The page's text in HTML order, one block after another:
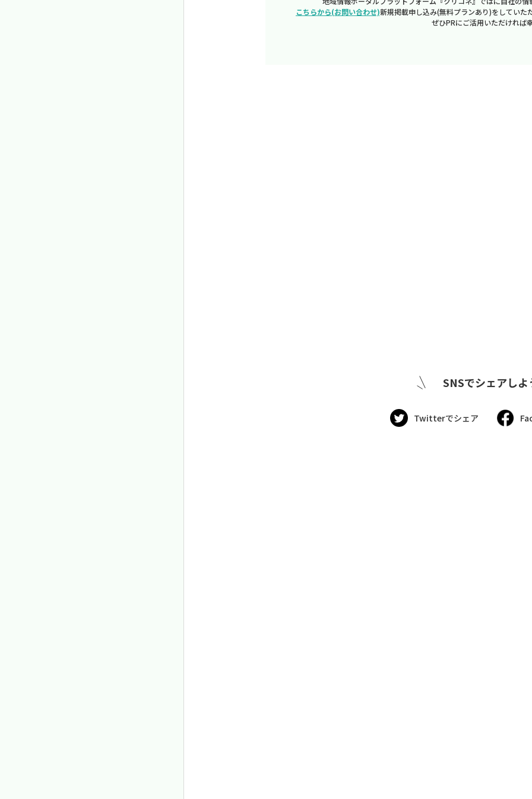
こちらから(お問い合わせ)新規掲載申し込み(無料プランあり)をしていた
ぜひPRにご活用いただければ幸
SNSでシェアしよ
Twitterでシェア